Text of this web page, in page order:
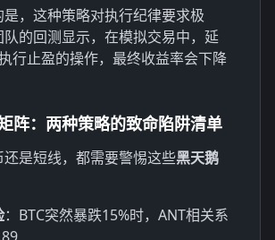
是，这种策略对执行纪律要求极
的回测显示，在模拟交易中，延
行止盈的操作，最终收益率会下降
阵：两种策略的致命陷阱清单
是短线，都需要警惕这些黑天鹅
：BTC突然暴跌15%时，ANT相关系